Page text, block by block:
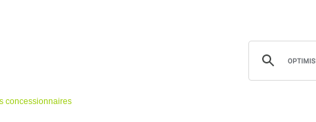
concessionnaires